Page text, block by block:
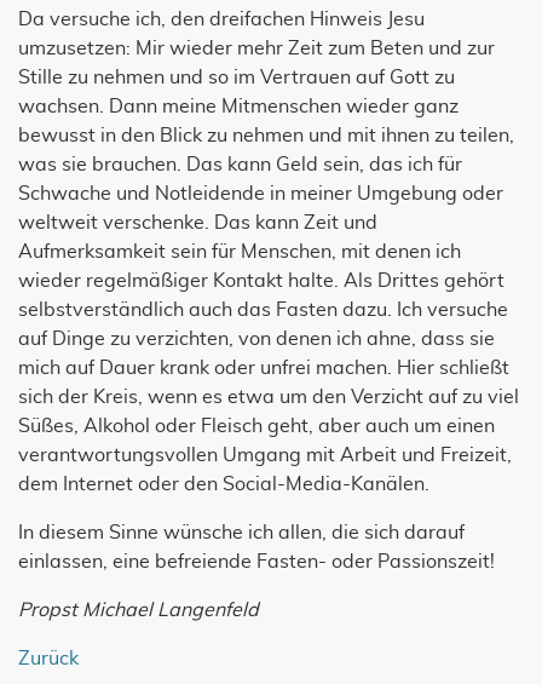
Da versuche ich, den dreifachen Hinweis Jesu
umzusetzen: Mir wieder mehr Zeit zum Beten und zur
Stille zu nehmen und so im Vertrauen auf Gott zu
wachsen. Dann meine Mitmenschen wieder ganz
bewusst in den Blick zu nehmen und mit ihnen zu teilen,
was sie brauchen. Das kann Geld sein, das ich für
Schwache und Notleidende in meiner Umgebung oder
weltweit verschenke. Das kann Zeit und
Aufmerksamkeit sein für Menschen, mit denen ich
wieder regelmäßiger Kontakt halte. Als Drittes gehört
selbstverständlich auch das Fasten dazu. Ich versuche
auf Dinge zu verzichten, von denen ich ahne, dass sie
mich auf Dauer krank oder unfrei machen. Hier schließt
sich der Kreis, wenn es etwa um den Verzicht auf zu viel
Süßes, Alkohol oder Fleisch geht, aber auch um einen
verantwortungsvollen Umgang mit Arbeit und Freizeit,
dem Internet oder den Social-Media-Kanälen.
In diesem Sinne wünsche ich allen, die sich darauf
einlassen, eine befreiende Fasten- oder Passionszeit!
Propst Michael Langenfeld
Zurück